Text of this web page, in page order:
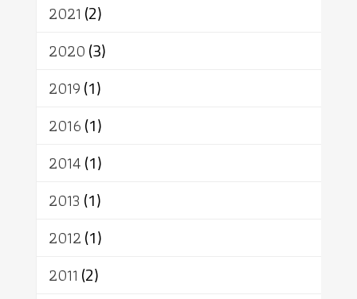
อัตถะ
เทวดา
2021 (2)
2020(3)
2019(1)
2016(1)
2014(1)
2013 (1)
2012(1)
2011 (2)